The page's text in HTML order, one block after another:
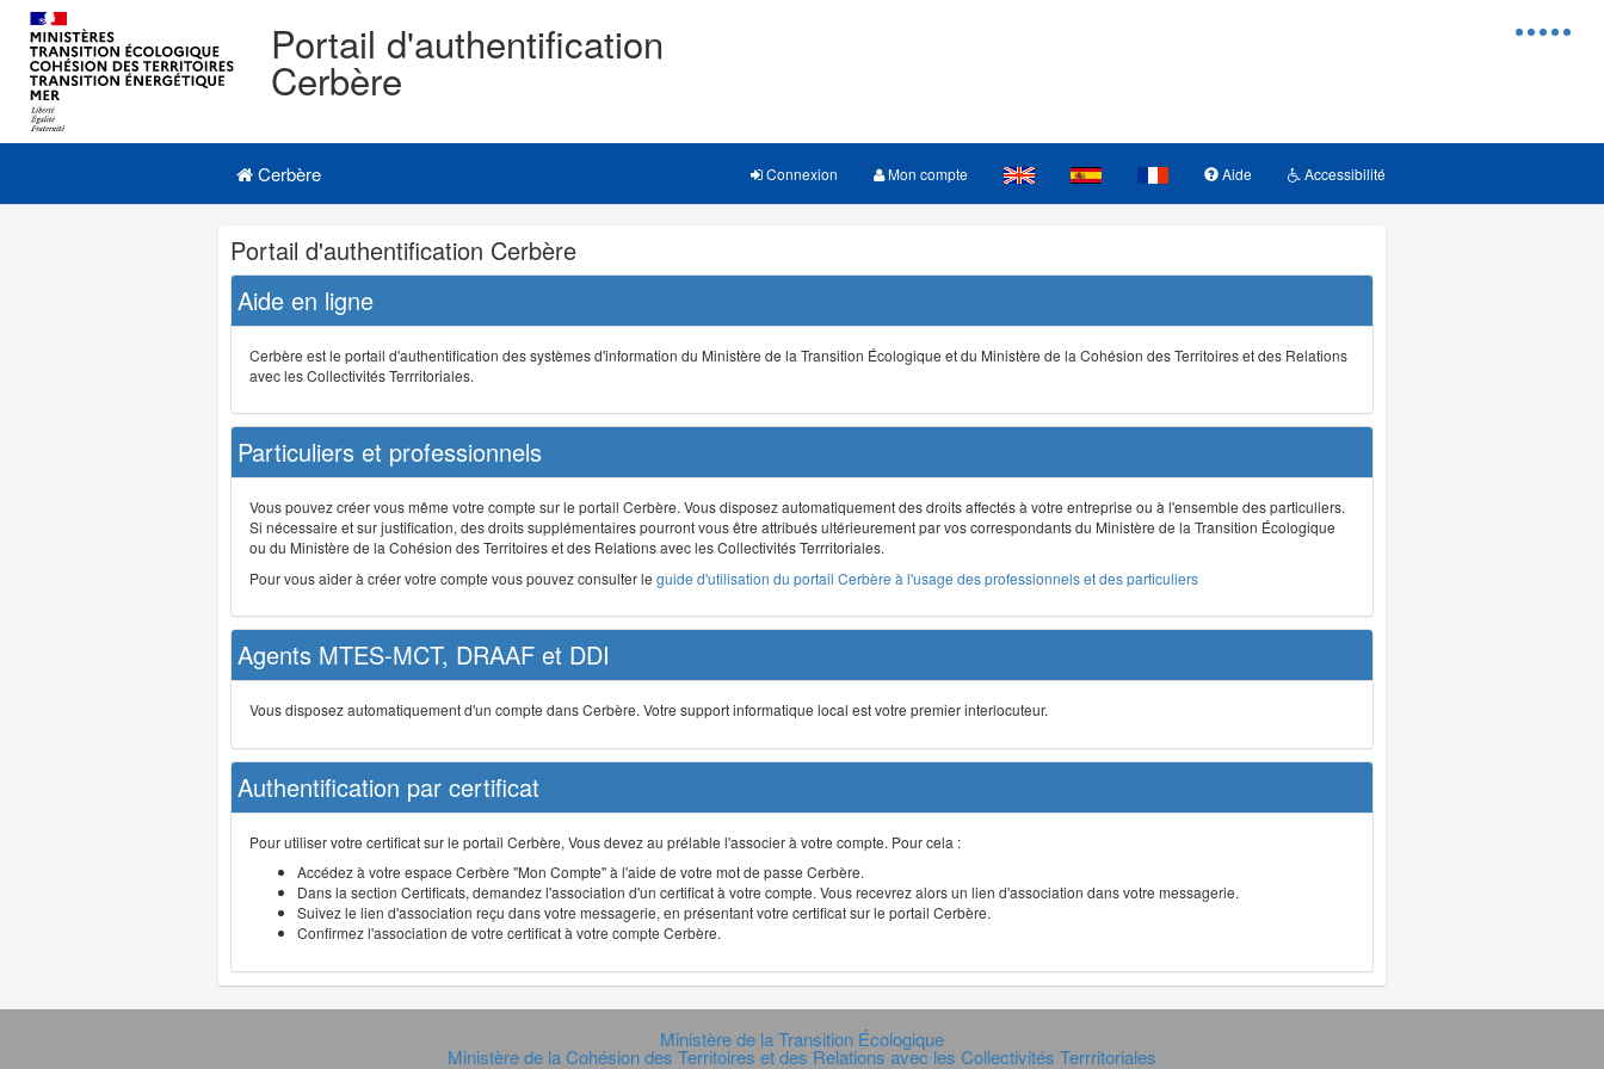
Menu
Portail d'authentification
Cerbère
Navigation
Menu principal
Cerbère Connexion Mon compte Aide Accessibilité
Navigation
et
outils
annexes
Portail d'authentification Cerbère
Aide en ligne
Cerbère est le portail d'authentification des systèmes d'information du Ministère de la Transition Écologique et du Ministère de la Cohésion des Territoires et des Relations
avec les Collectivités Terrritoriales.
Particuliers et professionnels
Vous pouvez créer vous même votre compte sur le portail Cerbère. Vous disposez automatiquement des droits affectés à votre entreprise ou à l'ensemble des particuliers.
Si nécessaire et sur justification, des droits supplémentaires pourront vous être attribués ultérieurement par vos correspondants du Ministère de la Transition Écologique
ou du Ministère de la Cohésion des Territoires et des Relations avec les Collectivités Terrritoriales.
Pour vous aider à créer votre compte vous pouvez consulter le guide d'utilisation du portail Cerbère à l'usage des professionnels et des particuliers
Agents MTES-MCT, DRAAF et DDI
Vous disposez automatiquement d'un compte dans Cerbère. Votre support informatique local est votre premier interlocuteur.
Authentification par certificat
Pour utiliser votre certificat sur le portail Cerbère, Vous devez au prélable l'associer à votre compte. Pour cela :
Accédez à votre espace Cerbère "Mon Compte" à l'aide de votre mot de passe Cerbère.
Dans la section Certificats, demandez l'association d'un certificat à votre compte. Vous recevrez alors un lien d'association dans votre messagerie.
Suivez le lien d'association reçu dans votre messagerie, en présentant votre certificat sur le portail Cerbère.
Confirmez l'association de votre certificat à votre compte Cerbère.
Ministère de la Transition Écologique
Ministère de la Cohésion des Territoires et des Relations avec les Collectivités Terrritoriales